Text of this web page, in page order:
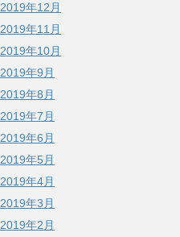
2019年12月
2019年11月
2019年10月
2019年9月
2019年8月
2019年7月
2019年6月
2019年5月
2019年4月
2019年3月
2019年2月